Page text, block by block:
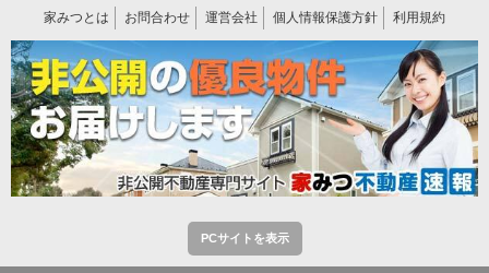
家みつとは お問合わせ 運営会社 個人情報保護方針 利用規約
PCサイトを表示